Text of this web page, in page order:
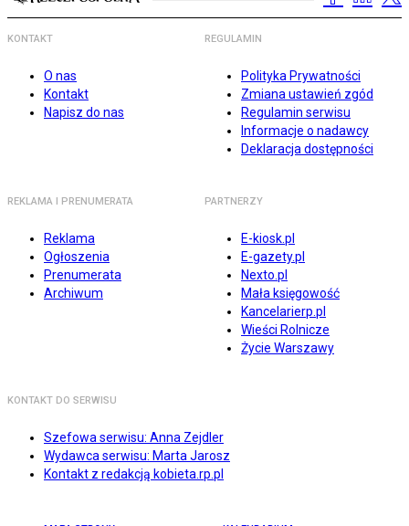
KONTAKT
O nas
Kontakt
Napisz do nas
REGULAMIN
Polityka Prywatności
Zmiana ustawień zgód
Regulamin serwisu
Informacje o nadawcy
Deklaracja dostępności
REKLAMA I PRENUMERATA
Reklama
Ogłoszenia
Prenumerata
Archiwum
PARTNERZY
E-kiosk.pl
E-gazety.pl
Nexto.pl
Mała księgowość
Kancelarierp.pl
Wieści Rolnicze
Życie Warszawy
KONTAKT DO SERWISU
Szefowa serwisu: Anna Zejdler
Wydawca serwisu: Marta Jarosz
Kontakt z redakcją kobieta.rp.pl